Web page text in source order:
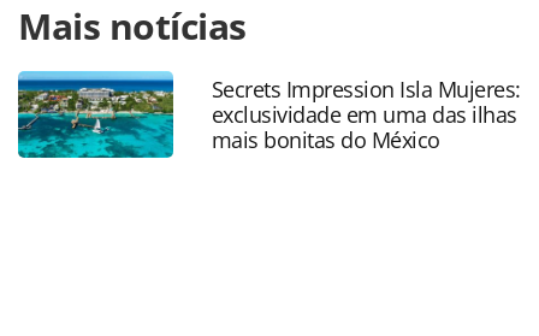
https://www.panrotas.com.br/destinos/parques-
tematicos/2026/07/parque-arvorar-do-beach-park-
anuncia-novas-atracoes-e-experiencias-na-
natureza_230044.html ou as ferramentas oferecidas na
página. Todo o conteúdo produzido pela PANROTAS
Editora é protegido pela legislação brasileira sobre direito
Mais notícias
Secrets Impression Isla Mujeres:
exclusividade em uma das ilhas
mais bonitas do México